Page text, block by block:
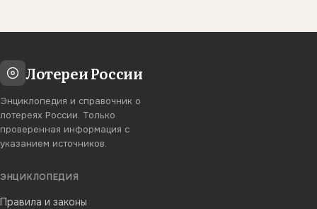
Лотереи России
Энциклопедия и справочник о
лотереях России. Только
проверенная информация с
указанием источников.
ЭНЦИКЛОПЕДИЯ
Правила и законы